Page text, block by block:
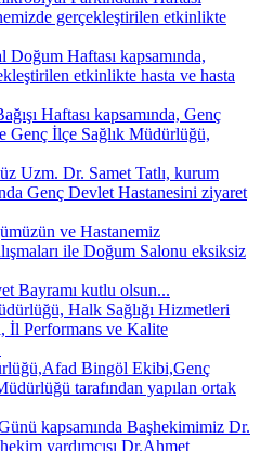
gerçekleştirilen etkinlikte
Haftası kapsamında,
etkinlikte hasta ve hasta
Haftası kapsamında, Genç
Genç İlçe Sağlık Müdürlüğü,
Uzm. Dr. Samet Tatlı, kurum
Genç Devlet Hastanesini ziyaret
ve Hastanemiz
ile Doğum Salonu eksiksiz
Bayramı kutlu olsun...
Halk Sağlığı Hizmetleri
İl Performans ve Kalite
Bingöl Ekibi,Genç
tarafından yapılan ortak
kapsamında Başhekimimiz Dr.
yardımcısı Dr.Ahmet